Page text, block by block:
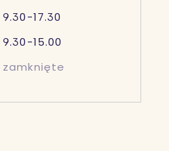
9.30-17.30
9.30-15.00
zamknięte